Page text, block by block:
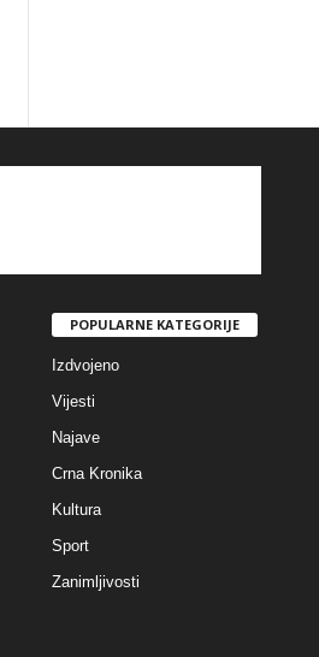
POPULARNE KATEGORIJE
Izdvojeno
Vijesti
Najave
Crna Kronika
Kultura
Sport
Zanimljivosti